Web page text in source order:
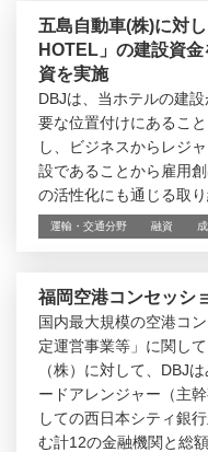
五島自動車(株)に対
HOTEL」の建設資
資を実施
DBJは、当ホテルの建
要な位置付けにあるこ
し、ビジネスからレジ
設であることから雇用
の活性化にも通じる取
運輸・交通分野 融資
福岡空港コンセッシ
国内最大規模の空港コ
定運営事業等」に関し
（株）に対して、DBJ
ードアレンジャー（主
しての西日本シティ銀
む計12の金融機関と総